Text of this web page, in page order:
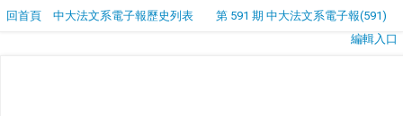
回首頁 中大法文系電子報歷史列表
第 591 期 中大法文系電子報(591)
編輯入口